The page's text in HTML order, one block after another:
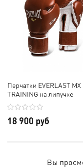
Перчатки EVERLAST MX
TRAINING на липучке
18 900 руб
Вы